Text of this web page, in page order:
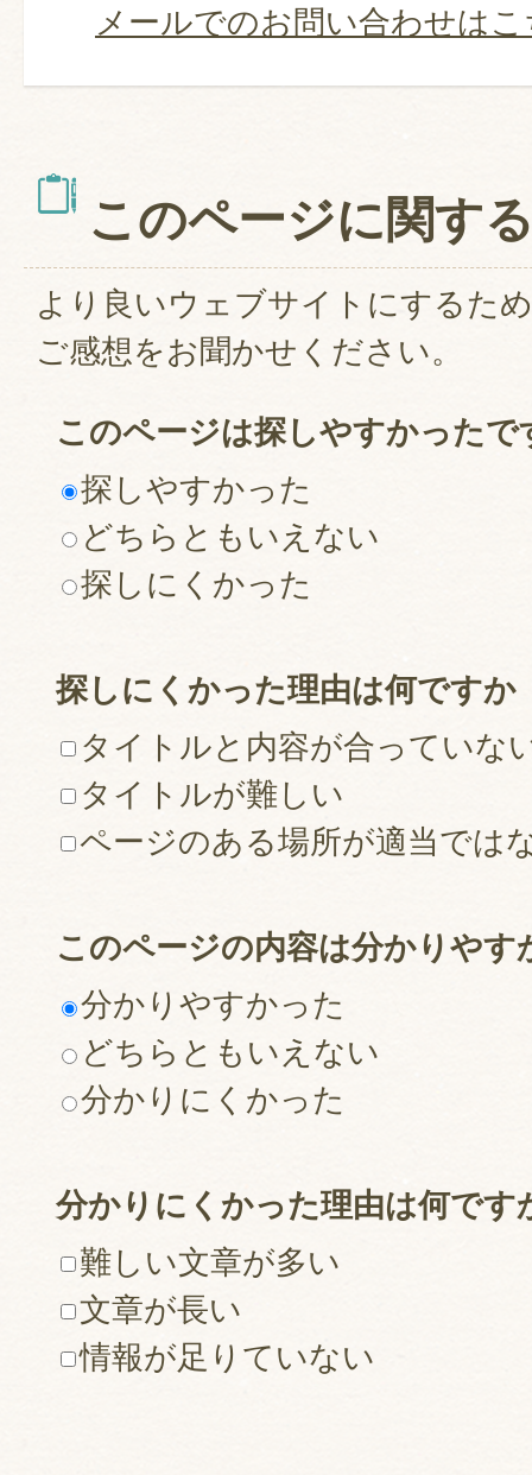
メールでのお問い合わせは
このページに関す
より良いウェブサイトにするた
ご感想をお聞かせください。
このページは探しやすかったで
探しやすかった
どちらともいえない
探しにくかった
探しにくかった理由は何ですか
タイトルと内容が合っていな
タイトルが難しい
ページのある場所が適当では
このページの内容は分かりやす
分かりやすかった
どちらともいえない
分かりにくかった
分かりにくかった理由は何です
難しい文章が多い
文章が長い
情報が足りていない